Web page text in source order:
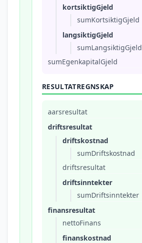
kortsiktigGjeld
sumKortsiktigGjeld
langsiktigGjeld
sumLangsiktigGjeld
sumEgenkapitalGjeld
RESULTATREGNSKAP
aarsresultat
driftsresultat
driftskostnad
sumDriftskostnad
driftsresultat
driftsinntekter
sumDriftsinntekter
finansresultat
nettoFinans
finanskostnad